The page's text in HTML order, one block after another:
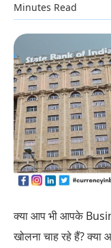
Minutes Read
क्या आप भी आपके
खोलना चाह रहे हैं?